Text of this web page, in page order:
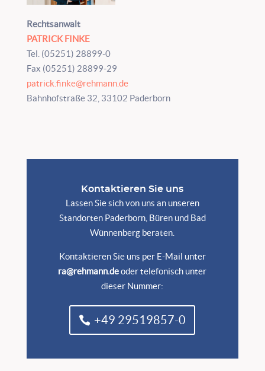
Rechtsanwalt
PATRICK FINKE
Tel. (05251) 28899-0
Fax (05251) 28899-29
patrick.finke@rehmann.de
Bahnhofstraße 32, 33102 Paderborn
Kontaktieren Sie uns
Lassen Sie sich von uns an unseren
Standorten Paderborn, Büren und Bad
Wünnenberg beraten.
Kontaktieren Sie uns per E-Mail unter
ra@rehmann.deoder telefonisch unter
dieser Nummer:
+49 29519857-0